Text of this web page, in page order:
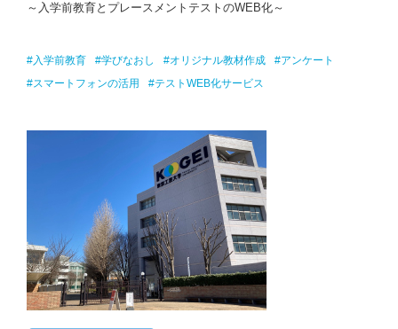
～入学前教育とプレースメントテストのWEB化～
#入学前教育 #学びなおし #オリジナル教材作成
#アンケート
#スマートフォンの活用
#テストWEB化サービス